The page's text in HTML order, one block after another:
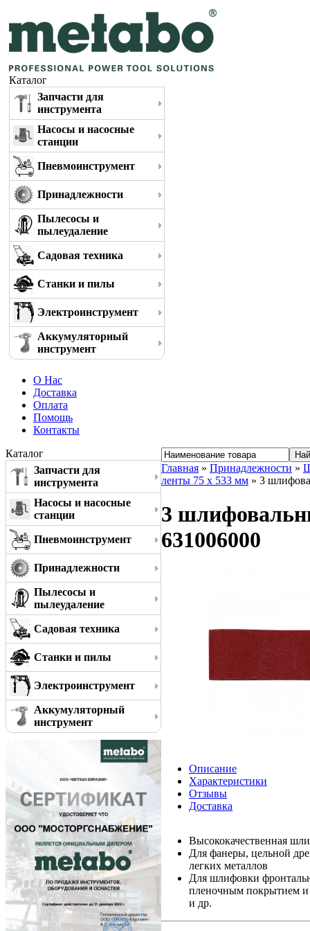
Каталог
Запчасти для
инструмента
Насосы и насосные
станции
Пневмоинструмент
Принадлежности
Пылесосы и
пылеудаление
Садовая техника
Станки и пилы
Электроинструмент
Аккумуляторный
инструмент
О Нас
Доставка
Оплата
Помощь
Контакты
Каталог
Запчасти для
инструмента
Насосы и насосные
станции
Пневмоинструмент
Принадлежности
Пылесосы и
пылеудаление
Садовая техника
Станки и пилы
Электроинструмент
Аккумуляторный
инструмент
Главная » Принадлежности »
ленты 75 x 533 мм » 3
3
631006000
Описание
Характеристики
Отзывы
Доставка
Высококачественная
Для фанеры, цельной
легких металлов
Для шлифовки
пленочным покрытием и
и др.